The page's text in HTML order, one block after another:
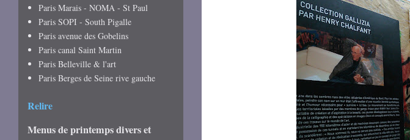
Paris Marais - NOMA - St Paul
Paris SOPI - South Pigalle
Paris avenue des Gobelins
Paris canal Saint Martin
Paris Belleville & l'art
Paris Berges de Seine rive gauche
Relire
Menus de printemps divers et